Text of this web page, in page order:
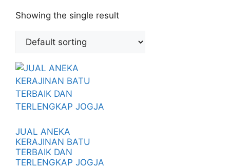
Showing the single result
JUAL ANEKA
KERAJINAN BATU
TERBAIK DAN
TERLENGKAP JOGJA